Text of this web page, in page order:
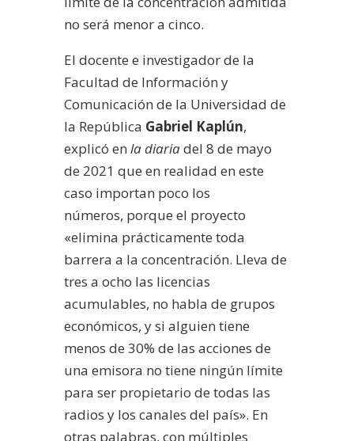
no será menor a cinco.
El docente e investigador de la
Facultad de Información y
Comunicación de la Universidad de
la República Gabriel Kaplún,
explicó en la diariadel 8 de mayo
de 2021 que en realidad en este
caso importan poco los
números, porque el proyecto
«elimina prácticamente toda
barrera a la concentración. Lleva de
tres a ocho las licencias
acumulables, no habla de grupos
económicos, y si alguien tiene
menos de 30% de las acciones de
una emisora no tiene ningún límite
para ser propietario de todas las
radios y los canales del país». En
otras palabras, con múltiples